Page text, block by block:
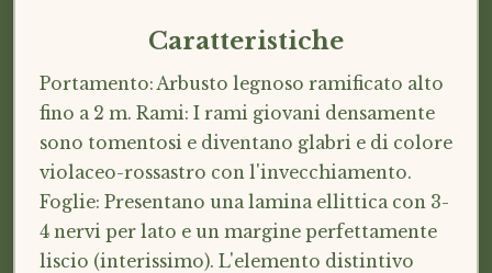
Caratteristiche
Portamento: Arbusto legnoso ramificato alto
fino a 2 m. Rami: I rami giovani densamente
sono tomentosi e diventano glabri e di colore
violaceo-rossastro con l'invecchiamento.
Foglie: Presentano una lamina ellittica con 3-
4 nervi per lato e un margine perfettamente
liscio (interissimo). L'elemento distintivo